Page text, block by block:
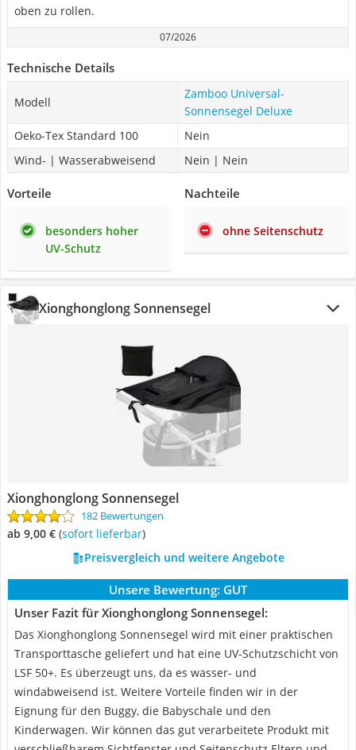
oben zu rollen.
07/2026
Technische Details
Modell
Zamboo Universal-
Sonnensegel Deluxe
Oeko-Tex Standard 100
Nein
Wind- | Wasserabweisend
Nein | Nein
Vorteile
besonders hoher
UV-Schutz
Nachteile
ohne Seitenschutz
Xionghonglong Sonnensegel
Xionghonglong Sonnensegel
182 Bewertungen
ab 9,00 € ( Sofort lieferbar)
Preisvergleich und weitere Angebote
Unsere Bewertung: GUT
Unser Fazit für Xionghonglong Sonnensegel:
Das Xionghonglong Sonnensegel wird mit einer praktischen
Transporttasche geliefert und hat eine UV-Schutzschicht von
LSF 50+. Es überzeugt uns, da es wasser- und
windabweisend ist. Weitere Vorteile finden wir in der
Eignung für den Buggy, die Babyschale und den
Kinderwagen. Wir können das gut verarbeitete Produkt mit